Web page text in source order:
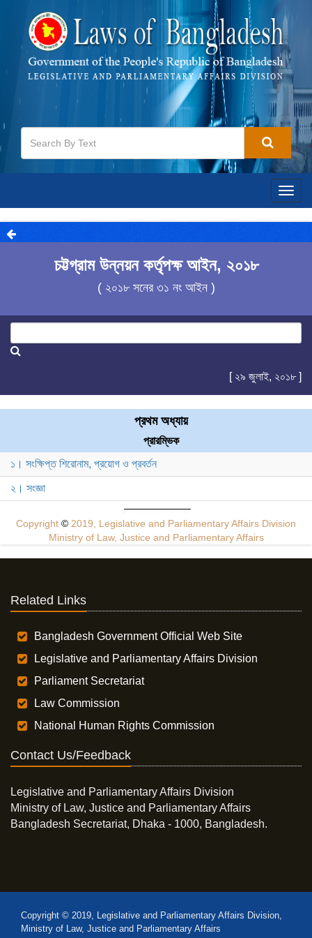
চট্টগ্রাম উন্নয়ন কর্তৃপক্ষ আইন, ২০১৮
( ২০১৮ সনের ৩১ নং আইন )
[ ২৯ জুলাই, ২০১৮ ]
প্রথম অধ্যায়
প্রারম্ভিক
১। সংক্ষিপ্ত শিরোনাম, প্রয়োগ ও প্রবর্তন
২। সংজ্ঞা
Copyright © 2019, Legislative and Parliamentary Affairs Division
Ministry of Law, Justice and Parliamentary Affairs
Related Links
Bangladesh Government Official Web Site
Legislative and Parliamentary Affairs Division
Parliament Secretariat
Law Commission
National Human Rights Commission
Contact Us/Feedback
Legislative and Parliamentary Affairs Division
Ministry of Law, Justice and Parliamentary Affairs
Bangladesh Secretariat, Dhaka - 1000, Bangladesh.
Copyright © 2019, Legislative and Parliamentary Affairs Division,
Ministry of Law, Justice and Parliamentary Affairs